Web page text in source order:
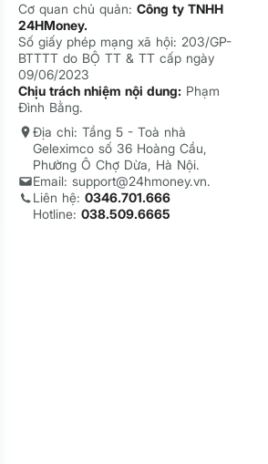
Cơ quan chủ quản:Công ty TNHH
24HMoney.
Số giấy phép mạng xã hội: 203/GP-
BTTTT do BỘ TT & TT cấp ngày
09/06/2023
Chịu trách nhiệm nội dung: Phạm
Đình Bằng.
Địa chỉ: Tầng 5 - Toà nhà
Geleximco số 36 Hoàng Cầu,
Phường Ô Chợ Dừa, Hà Nội.
Email: support@24hmoney.vn.
Liên hệ:0346.701.666
Hotline:038.509.6665